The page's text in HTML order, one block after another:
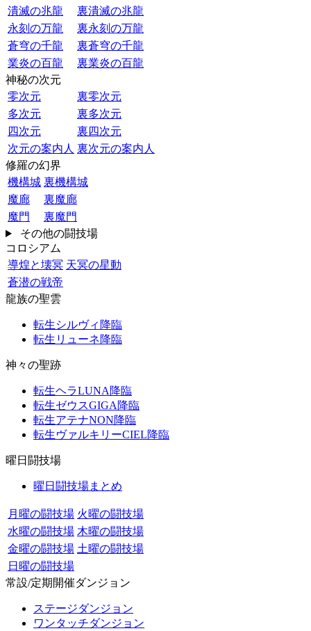
潰滅の兆龍
裏潰滅の兆龍
永刻の万龍
裏永刻の万龍
蒼穹の千龍
裏蒼穹の千龍
業炎の百龍
裏業炎の百龍
神秘の次元
零次元
裏零次元
多次元
裏多次元
四次元
裏四次元
次元の案内人 裏次元の案内人
修羅の幻界
機構城 裏機構城
魔廊
裏魔廊
魔門
裏魔門
その他の闘技場
コロシアム
導煌と壊冥 天冥の星動
蒼潜の戦帝
龍族の聖雲
転生シルヴィ降臨
転生リューネ降臨
神々の聖跡
転生ヘラLUNA降臨
転生ゼウスGIGA降臨
転生アテナNON降臨
転生ヴァルキリーCIEL降臨
曜日闘技場
曜日闘技場まとめ
月曜の闘技場 火曜の闘技場
水曜の闘技場 木曜の闘技場
金曜の闘技場 土曜の闘技場
日曜の闘技場
常設/定期開催ダンジョン
ステージダンジョン
ワンタッチダンジョン